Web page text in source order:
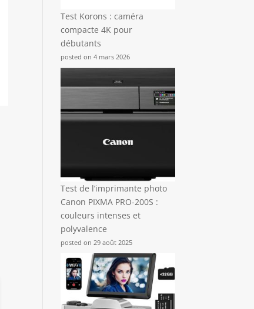
Test Korons : caméra
compacte 4K pour
débutants
posted on 4 mars 2026
Test de l’imprimante photo
Canon PIXMA PRO-200S :
couleurs intenses et
polyvalence
posted on 29 août 2025